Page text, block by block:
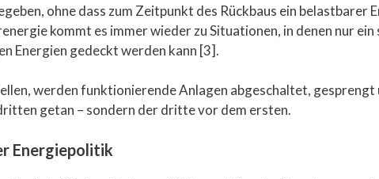
ohne dass zum Zeitpunkt des Rückbaus ein
kommt es immer wieder zu Situationen, in denen nur ein
Energien gedeckt werden kann [3].
werden funktionierende Anlagen abgeschaltet, gesprengt
getan – sondern der dritte vor dem ersten.
Energiepolitik